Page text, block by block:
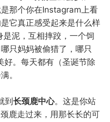
那个你在Instagram上看
它真正感受起来是什么样
泥，互相摔跤，一个饲
只妈妈被偷猎了，哪只
。每天都有（圣诞节除
。
到 长颈鹿中心。这是你站
鹿走过来，用那长长的可